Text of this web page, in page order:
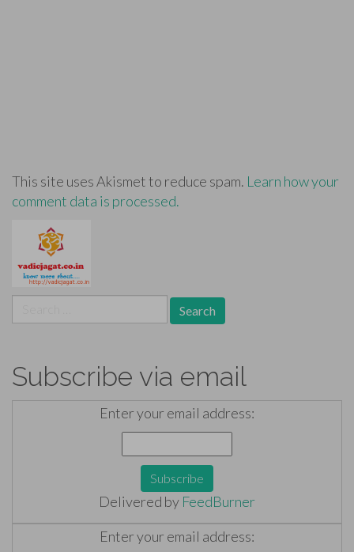
This site uses Akismet to reduce spam. Learn how your
comment data is processed.
for:
Subscribe via email
Enter your email address:
Delivered by FeedBurner
Enter your email address: